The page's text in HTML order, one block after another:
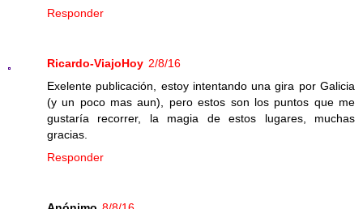
Responder
Ricardo-ViajoHoy 2/8/16
Exelente publicación, estoy intentando una gira por Galicia
(y un poco mas aun), pero estos son los puntos que me
gustaría recorrer, la magia de estos lugares, muchas
gracias.
Responder